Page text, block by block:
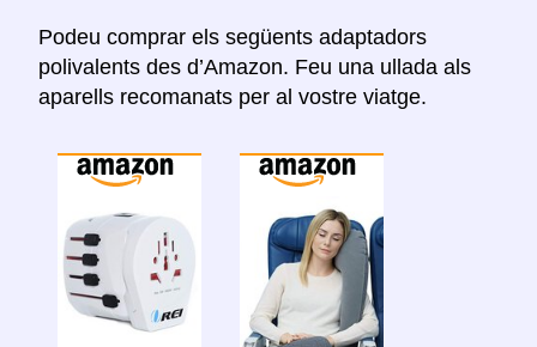
Podeu comprar els següents adaptadors
polivalents des d’Amazon. Feu una ullada als
aparells recomanats per al vostre viatge.